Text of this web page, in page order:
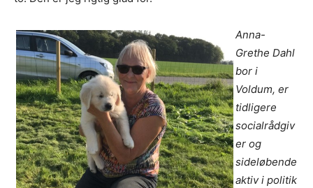
Anna-
Grethe Dahl
bor i
Voldum, er
tidligere
socialrådgiv
er og
sideløbende
aktiv i politik